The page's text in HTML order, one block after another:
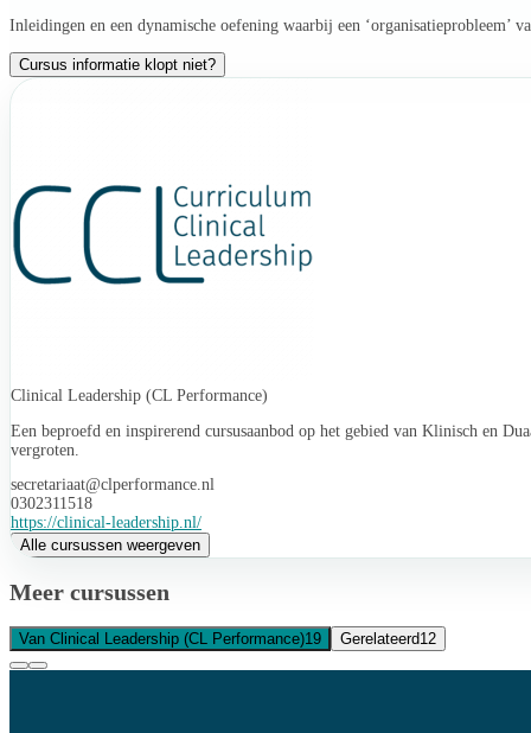
Inleidingen en een dynamische oefening waarbij een ‘organisatieprobleem’
Cursus informatie klopt niet?
Clinical Leadership (CL Performance)
Een beproefd en inspirerend cursusaanbod op het gebied van Klinisch en
vergroten.
secretariaat@clperformance.nl
0302311518
https://clinical-leadership.nl/
Alle cursussen weergeven
Meer cursussen
Van Clinical Leadership (CL Performance)19 Gerelateerd12